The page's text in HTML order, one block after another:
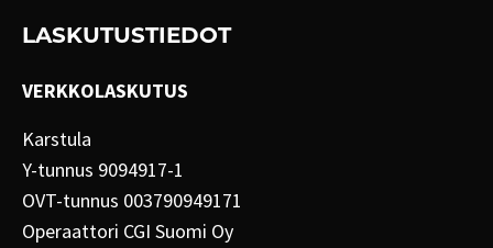
LASKUTUSTIEDOT
VERKKOLASKUTUS
Karstula
Y-tunnus 9094917-1
OVT-tunnus 003790949171
Operaattori CGI Suomi Oy